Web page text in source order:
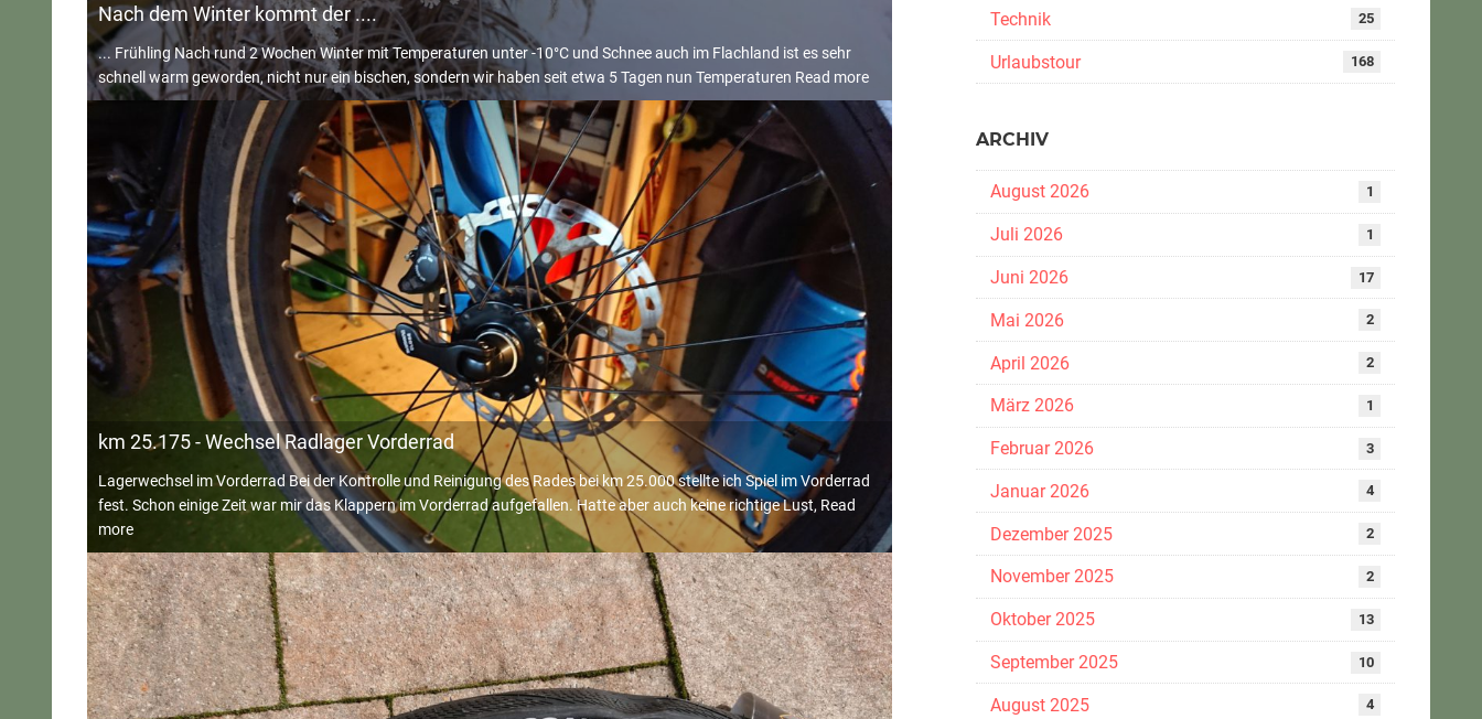
Nach dem Winter kommt der ....
... Frühling Nach rund 2 Wochen Winter mit Temperaturen unter -10°C und Schnee auch im Flachland ist es sehr
schnell warm geworden, nicht nur ein bischen, sondern wir haben seit etwa 5 Tagen nun Temperaturen Read more
km 25.175 - Wechsel Radlager Vorderrad
Lagerwechsel im Vorderrad Bei der Kontrolle und Reinigung des Rades bei km 25.000 stellte ich Spiel im Vorderrad
fest. Schon einige Zeit war mir das Klappern im Vorderrad aufgefallen. Hatte aber auch keine richtige Lust, Read
more
Technik 25
Urlaubstour 168
ARCHIV
August 2026 1
Juli 2026 1
Juni 2026 17
Mai 2026 2
April 2026 2
März 2026 1
Februar 2026 3
Januar 2026 4
Dezember 2025 2
November 2025 2
Oktober 2025 13
September 2025 10
August 2025 4